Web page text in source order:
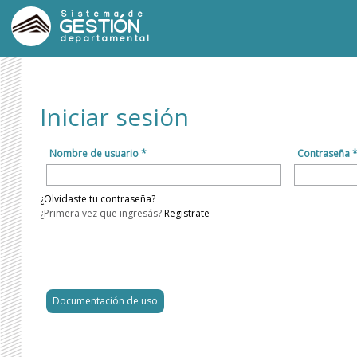
Sistema de
GESTIÓN
departamental
Iniciar sesión
Nombre de usuario * Contraseña *
¿Olvidaste tu contraseña?
¿Primera vez que ingresás?Registrate
Documentación de uso